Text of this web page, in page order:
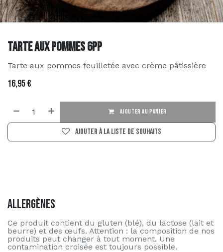
Tarte aux pommes 6PP
Tarte aux pommes feuilletée avec crème pâtissière
16,95€
AJOUTER AU PANIER
Ajouter à la liste de souhaits
Allergènes
Ce produit contient du gluten (blé), du lactose (lait et
beurre) et des œufs. Attention : la composition de nos
produits peut changer à tout moment. Une
contamination croisée est toujours possible.